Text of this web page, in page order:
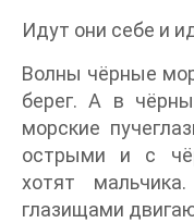
Идут они себе и
Волны чёрные
берег. А в
морские
острыми и с
хотят
глазищами